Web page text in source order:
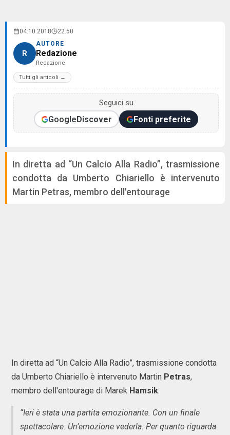
04.10.2018 22:50
R
AUTORE
Redazione
Redazione
Tutti gli articoli →
Seguici su
GoogleDiscover Fonti preferite
In diretta ad “Un Calcio Alla Radio”, trasmissione
condotta da Umberto Chiariello è intervenuto
Martin Petras, membro dell'entourage
In diretta ad “Un Calcio Alla Radio”, trasmissione condotta
da Umberto Chiariello è intervenuto Martin Petras,
membro dell'entourage di Marek Hamsik:
“Ieri è stata una partita emozionante. Con un finale
spettacolare. Un’emozione vederla. Per quanto riguarda